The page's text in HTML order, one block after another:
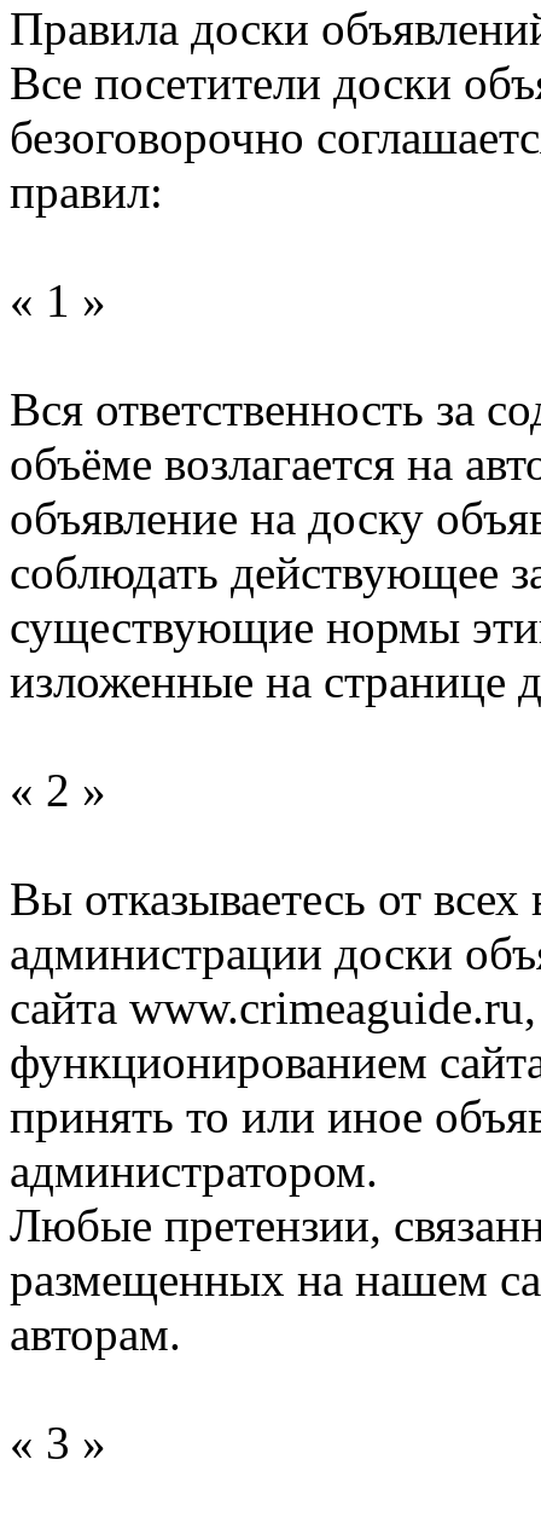
Правила доски
Все посетители доски
безоговорочно
правил:
« 1 »
Вся ответственность за
объёме возлагается на
объявление на доску
соблюдать действующее
существующие нормы
изложенные на странице
« 2 »
Вы отказываетесь от
администрации доски
сайта
функционированием
принять то или иное
администратором.
Любые претензии,
размещенных на нашем
авторам.
« 3 »